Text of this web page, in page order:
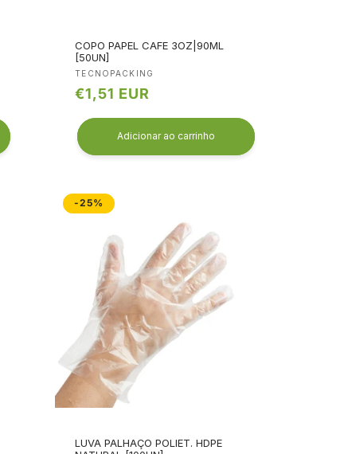
COPO PAPEL CAFE 3OZ|90ML
[50UN]
Fornecedor:
TECNOPACKING
Preço
normal
€1,51 EUR
Adicionar ao carrinho
-25%
LUVA PALHAÇO POLIET. HDPE